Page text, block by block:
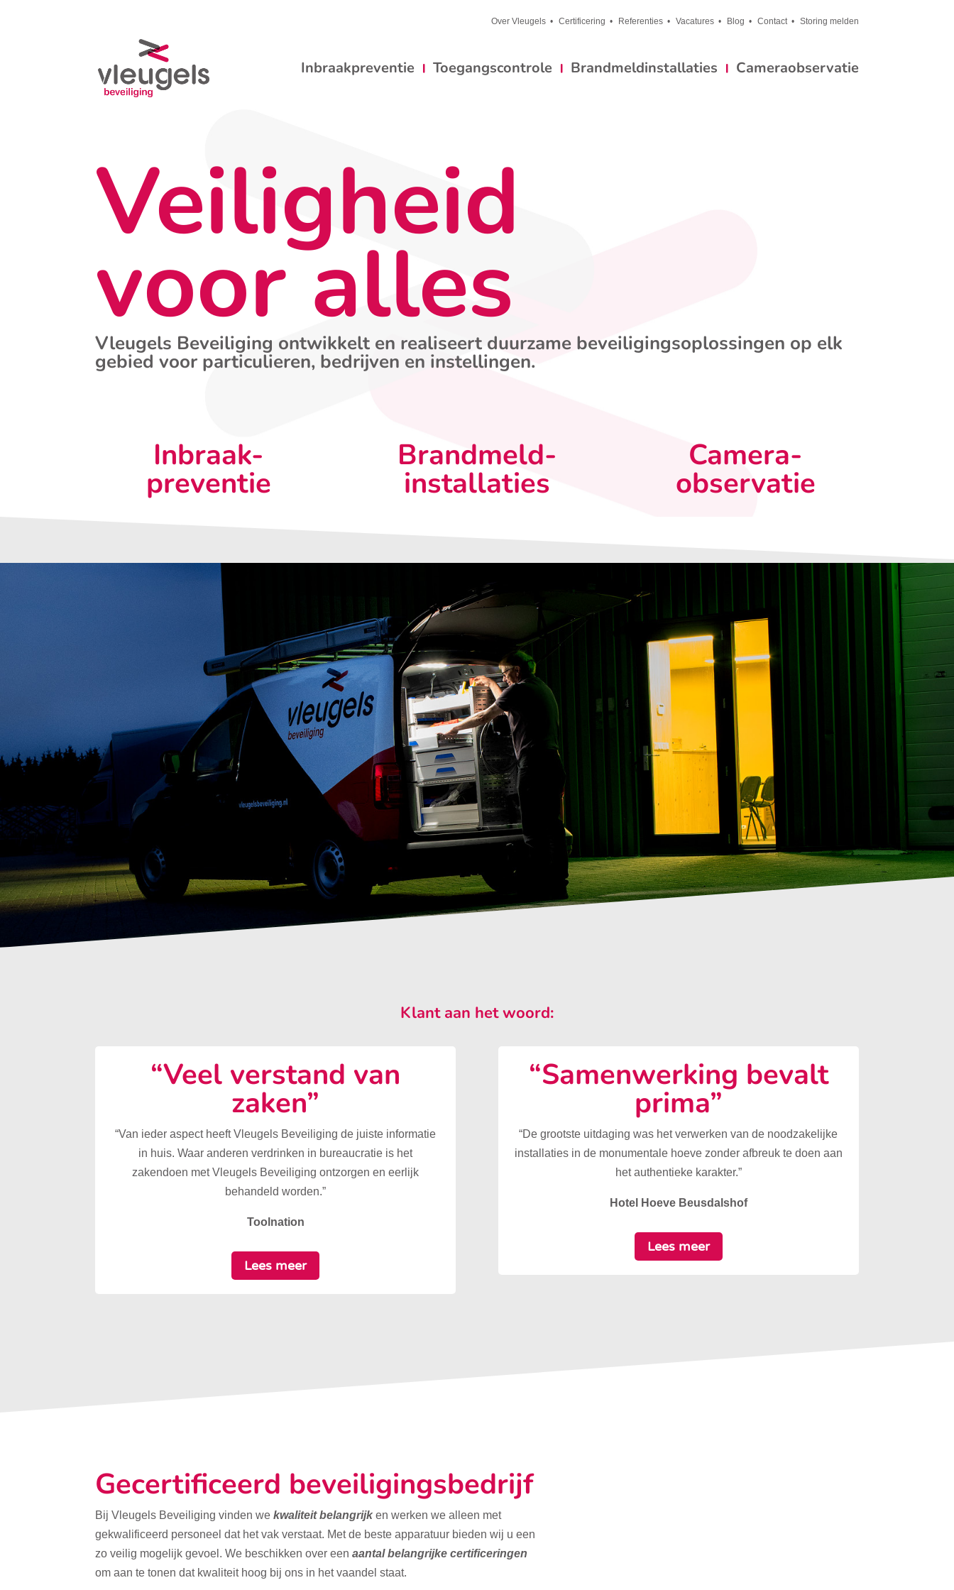
Over Vleugels Certificering Referenties Vacatures Blog Contact Storing melden
Inbraakpreventie Toegangscontrole Brandmeldinstallaties Cameraobservatie
Veiligheid
voor alles
Vleugels Beveiliging ontwikkelt en realiseert duurzame beveiligingsoplossingen op elk
gebied voor particulieren, bedrijven en instellingen.
Inbraak-
preventie
Brandmeld-
installaties
Camera-
observatie
Klant aan het woord:
“Veel verstand van
zaken”
“Van ieder aspect heeft Vleugels Beveiliging de juiste informatie
in huis. Waar anderen verdrinken in bureaucratie is het
zakendoen met Vleugels Beveiliging ontzorgen en eerlijk
behandeld worden.”
Toolnation
Lees meer
“Samenwerking bevalt
prima”
“De grootste uitdaging was het verwerken van de noodzakelijke
installaties in de monumentale hoeve zonder afbreuk te doen aan
het authentieke karakter.”
Hotel Hoeve Beusdalshof
Lees meer
Gecertificeerd beveiligingsbedrijf
Bij Vleugels Beveiliging vinden wekwaliteit belangrijk en werken we alleen met
gekwalificeerd personeel dat het vak verstaat. Met de beste apparatuur bieden wij u een
zo veilig mogelijk gevoel. We beschikken over eenaantal belangrijke certificeringen
om aan te tonen dat kwaliteit hoog bij ons in het vaandel staat.